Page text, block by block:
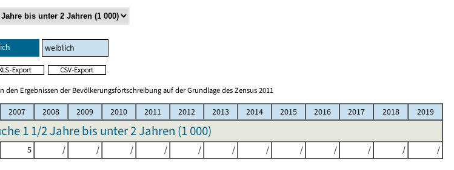
weiblich
den Ergebnissen der Bevölkerungsfortschreibung auf der Grundlage des Zensus 2011
2007 2008 2009 2010 2011 2012 2013 2014 2015 2016 2017 2018 2019
1 1/2 Jahre bis unter 2 Jahren (1 000)
5 / / / / / / / / / / / /